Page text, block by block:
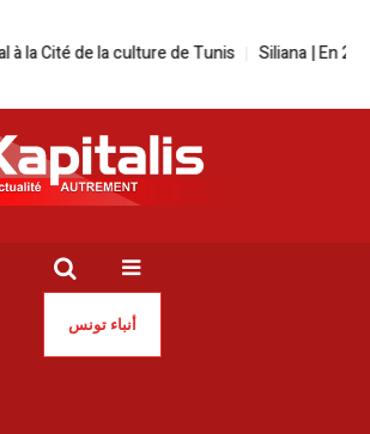
Cité de la culture de Tunis Siliana | En
أنباء تونس